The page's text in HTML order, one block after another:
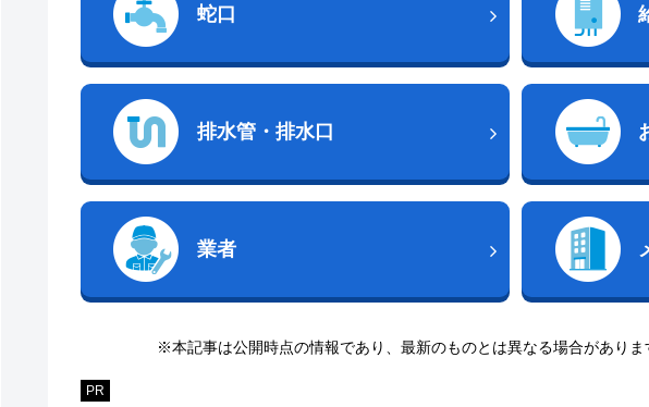
蛇口
排水管・排水口
業者
※本記事は公開時点の情報であり、最新のものとは異なる場合がありま
PR